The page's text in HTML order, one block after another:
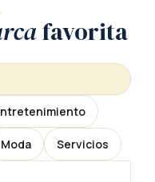
favorita
Moda Servicios